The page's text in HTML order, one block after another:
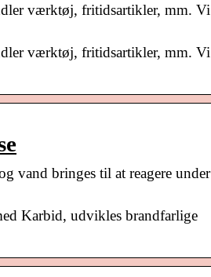
værktøj, fritidsartikler, mm. Vi
værktøj, fritidsartikler, mm. Vi
vand bringes til at reagere under
Karbid, udvikles brandfarlige